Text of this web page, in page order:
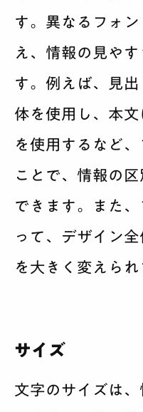
す。異なるフォ
え、情報の見や
す。例えば、見
体を使用し、本
を使用するなど
ことで、情報の
できます。また
って、デザイン
を大きく変えられ
サイズ
文字のサイズは